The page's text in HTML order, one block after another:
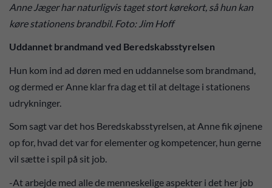
Anne Jæger har naturligvis taget stort kørekort, så hun kan
køre stationens brandbil. Foto: Jim Hoff
Uddannet brandmand ved Beredskabsstyrelsen
Hun kom ind ad døren med en uddannelse som brandmand,
og dermed er Anne klar fra dag et til at deltage i stationens
udrykninger.
Som sagt var det hos Beredskabsstyrelsen, at Anne fik øjnene
op for, hvad det var for elementer og kompetencer, hun gerne
vil sætte i spil på sit job.
-At arbejde med alle de menneskelige aspekter i det her job